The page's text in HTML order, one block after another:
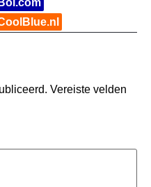
Bol.com
Vereiste velden